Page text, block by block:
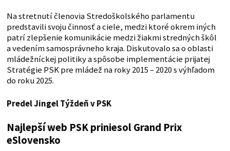
Na stretnutí členovia Stredoškolského parlamentu
predstavili svoju činnosť a ciele, medzi ktoré okrem iných
patrí zlepšenie komunikácie medzi žiakmi stredných škôl
a vedením samosprávneho kraja. Diskutovalo sa o oblasti
mládežníckej politiky a spôsobe implementácie prijatej
Stratégie PSK pre mládež na roky 2015 – 2020 s výhľadom
do roku 2025.
Predel Jingel Týždeň v PSK
Najlepší web PSK priniesol Grand Prix
eSlovensko